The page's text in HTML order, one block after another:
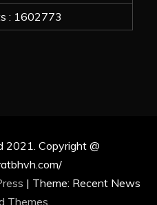
: 1602773
2021. Copyright @
| Theme: Recent News
Themes